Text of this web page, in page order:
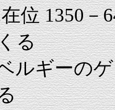
位 1350
る
ギーのゲ